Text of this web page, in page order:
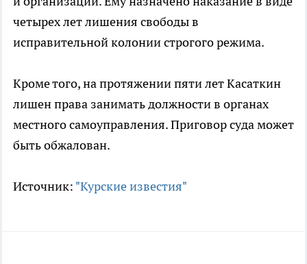
четырех лет лишения свободы в
исправительной колонии строгого режима.
Кроме того, на протяжении пяти лет Касаткин
лишен права занимать должности в органах
местного самоуправления. Приговор суда может
быть обжалован.
Источник: "Курские известия"